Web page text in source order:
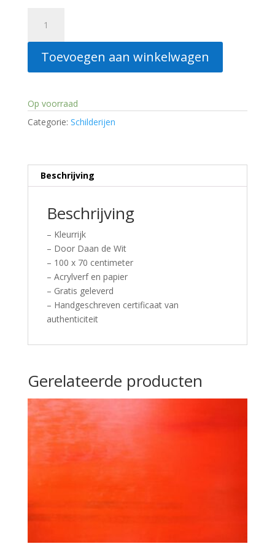
nation
aantal
Toevoegen aan winkelwagen
Op voorraad
Categorie: Schilderijen
Beschrijving
Beschrijving
– Kleurrijk
– Door Daan de Wit
– 100 x 70 centimeter
– Acrylverf en papier
– Gratis geleverd
– Handgeschreven certificaat van
authenticiteit
Gerelateerde producten